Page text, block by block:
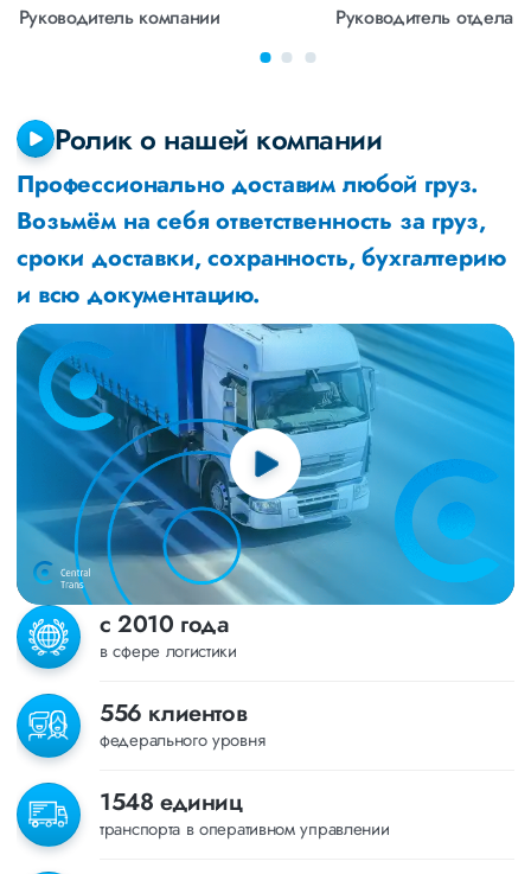
Руководитель компании Руководитель отдела
Ролик о нашей компании
Профессионально доставим любой груз.
Возьмём на себя ответственность за груз,
сроки доставки, сохранность, бухгалтерию
и всю документацию.
с 2010 года
в сфере логистики
556 клиентов
федерального уровня
1548 единиц
транспорта в оперативном управлении